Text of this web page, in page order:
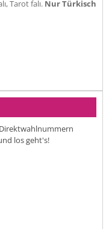
Tarot falı. Nur Türkisch
los geht's!